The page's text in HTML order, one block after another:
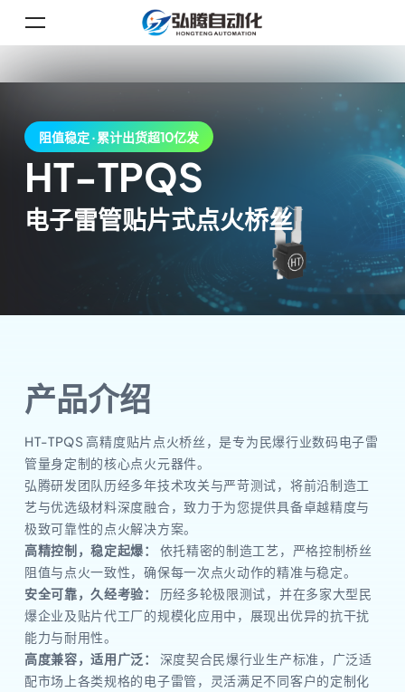
阻值稳定 · 累计出货超10亿发
HT-TPQS
电子雷管贴片式点火桥丝
产品介绍
HT-TPQS 高精度贴片点火桥丝，是专为民爆行业数码电子雷
管量身定制的核心点火元器件。
弘腾研发团队历经多年技术攻关与严苛测试，将前沿制造工
艺与优选级材料深度融合，致力于为您提供具备卓越精度与
极致可靠性的点火解决方案。
高精控制，稳定起爆：
依托精密的制造工艺，严格控制桥丝
阻值与点火一致性，确保每一次点火动作的精准与稳定。
安全可靠，久经考验： 历经多轮极限测试，并在多家大型民
爆企业及贴片代工厂的规模化应用中，展现出优异的抗干扰
能力与耐用性。
高度兼容，适用广泛： 深度契合民爆行业生产标准，广泛适
配市场上各类规格的电子雷管，灵活满足不同客户的定制化